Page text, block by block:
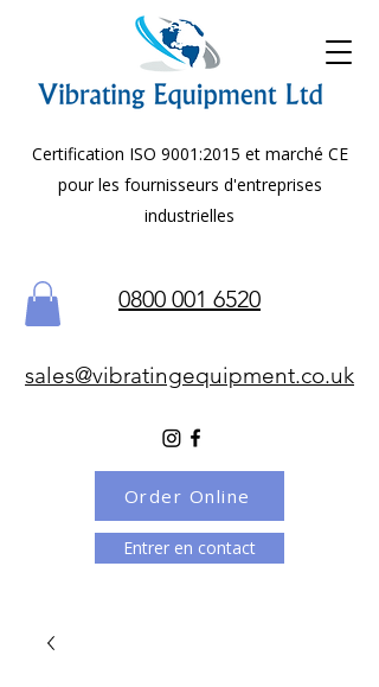
Certification ISO 9001:2015 et marché CE
pour les fournisseurs d'entreprises
industrielles
0800 001 6520
sales@vibratingequipment.co.uk
Entrer en contact
Order Online